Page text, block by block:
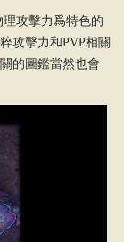
攻擊力爲特色的
攻擊力和PVP相關
的圖鑑當然也會